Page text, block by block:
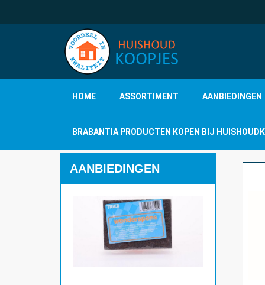
HOME ASSORTIMENT AANBIEDINGEN
BRABANTIA PRODUCTEN KOPEN BIJ
AANBIEDINGEN